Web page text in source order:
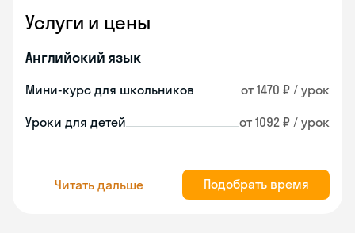
Услуги и цены
Английский язык
Мини-курс для школьников от 1470 ₽ / урок
Уроки для детей от 1092 ₽ / урок
Читать дальше Подобрать время